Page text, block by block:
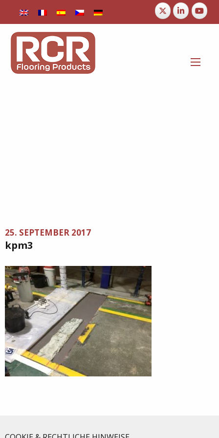
25. SEPTEMBER 2017
kpm3